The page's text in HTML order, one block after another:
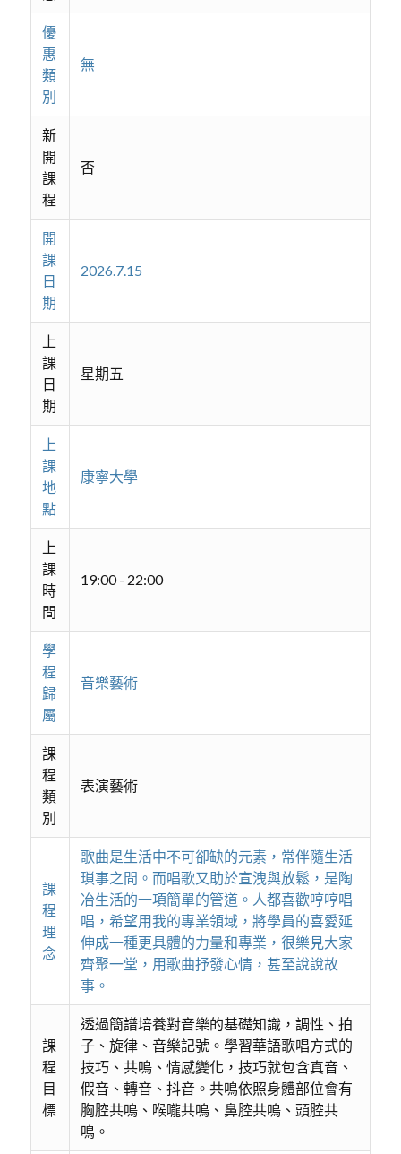
優
惠
類
別
無
新
開
課
程
否
開
課
日
期
2026.7.15
上
課
日
期
星期五
上
課
地
點
康寧大學
上
課
時
間
19:00 - 22:00
學
程
歸
屬
音樂藝術
課
程
類
別
表演藝術
課
程
理
念
歌曲是生活中不可卻缺的元素，常伴隨生活
瑣事之間。而唱歌又助於宣洩與放鬆，是陶
冶生活的一項簡單的管道。人都喜歡哼哼唱
唱，希望用我的專業領域，將學員的喜愛延
伸成一種更具體的力量和專業，很樂見大家
齊聚一堂，用歌曲抒發心情，甚至說說故
事。
課
程
目
標
透過簡譜培養對音樂的基礎知識，調性、拍
子、旋律、音樂記號。學習華語歌唱方式的
技巧、共鳴、情感變化，技巧就包含真音、
假音、轉音、抖音。共鳴依照身體部位會有
胸腔共鳴、喉嚨共鳴、鼻腔共鳴、頭腔共
鳴。